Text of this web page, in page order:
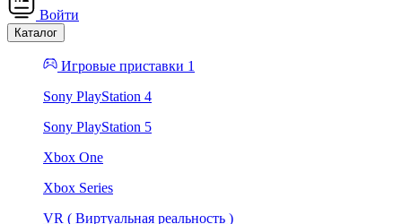
Войти
Каталог
Игровые приставки 1
Sony PlayStation 4
Sony PlayStation 5
Xbox One
Xbox Series
VR ( Виртуальная реальность )